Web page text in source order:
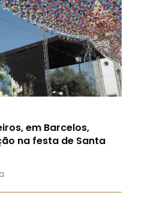
em Barcelos,
na festa de Santa